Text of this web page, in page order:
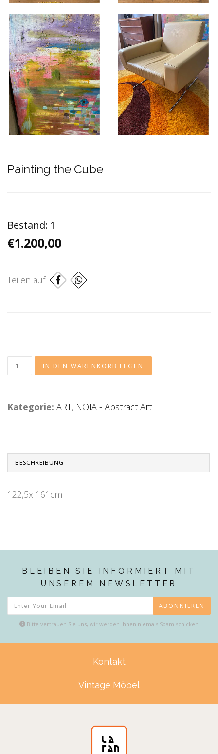
Painting the Cube
Bestand: 1
€1.200,00
Teilen auf:
Kategorie: ART, NOIA - Abstract Art
BESCHREIBUNG
122,5x 161cm
BLEIBEN SIE INFORMIERT MIT
UNSEREM NEWSLETTER
ABONNIEREN
Bitte vertrauen Sie uns, wir werden Ihnen niemals Spam schicken
Kontakt
Vintage Möbel